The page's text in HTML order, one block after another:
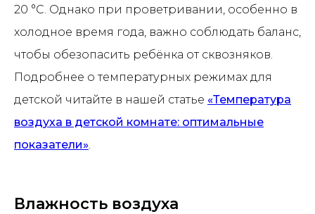
20 °C. Однако при проветривании, особенно в
холодное время года, важно соблюдать баланс,
чтобы обезопасить ребёнка от сквозняков.
Подробнее о температурных режимах для
детской читайте в нашей статье «Температура
воздуха в детской комнате: оптимальные
показатели»
Влажность воздуха